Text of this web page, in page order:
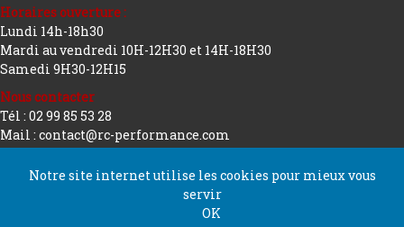
Horaires ouverture :
Lundi 14h-18h30
Mardi au vendredi 10H-12H30 et 14H-18H30
Samedi 9H30-12H15
Nous contacter
Tél : 02 99 85 53 28
Mail : contact@rc-performance.com
Copyright 2026 tous droits réservés
Notre site internet utilise les cookies pour mieux vous
servir
OK